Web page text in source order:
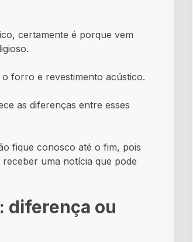
certamente é porque vem
forro e revestimento acústico.
as diferenças entre esses
fique conosco até o fim, pois
uma notícia que pode
diferença ou